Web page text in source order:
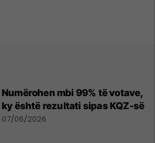
Numërohen mbi 99% të votave,
ky është rezultati sipas KQZ-së
07/06/2026